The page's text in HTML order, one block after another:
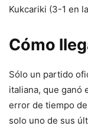
Kukcariki (3-1 en
Cómo
Sólo un partido
italiana, que ganó
error de tiempo
solo uno de sus